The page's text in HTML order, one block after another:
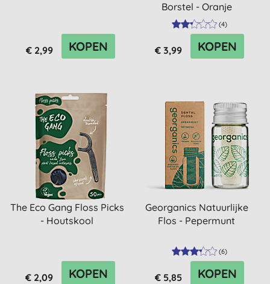
€ 2,99 KOPEN
Borstel - Oranje
(4)
€ 3,99 KOPEN
The Eco Gang Floss Picks
- Houtskool
€ 2,09 KOPEN
Georganics Natuurlijke
Flos - Pepermunt
(6)
€ 5,85 KOPEN